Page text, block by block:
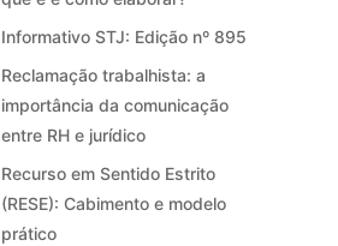
Informativo STJ: Edição nº 895
Reclamação trabalhista: a
importância da comunicação
entre RH e jurídico
Recurso em Sentido Estrito
(RESE): Cabimento e modelo
prático